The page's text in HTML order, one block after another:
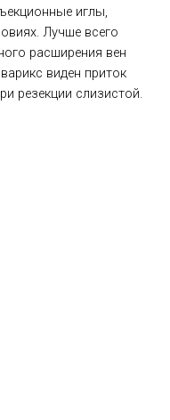
иглы,
Лучше всего
расширения вен
виден приток
резекции слизистой.